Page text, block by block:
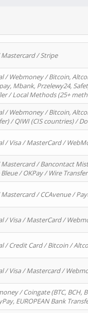
Mastercard / Stripe
/ Webmoney / Bitcoin,
Mbank, Przelewy24,
/ Local Methods (25+
/ Webmoney / Bitcoin,
/ QIWI (CIS countries) /
/ Visa / MasterCard /
Mastercard / Bancontact
/ OKPay / Wire
Mastercard / CCAvenue /
/ Visa / MasterCard /
/ Credit Card / Bitcoin /
/ Visa / Mastercard /
/ Coingate (BTC, BCH,
EUROPEAN Bank